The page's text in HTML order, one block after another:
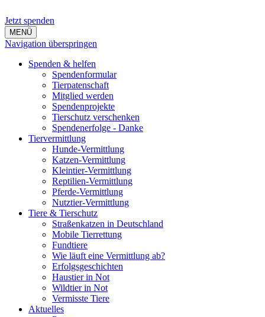
Jetzt spenden
MENÜ
Navigation überspringen
Spenden & helfen
Spendenformular
Tierpatenschaft
Mitglied werden
Spendenprojekte
Tierschutz verschenken
Spendenerfolge - Danke
Tiervermittlung
Hunde-Vermittlung
Katzen-Vermittlung
Kleintier-Vermittlung
Reptilien-Vermittlung
Pferde-Vermittlung
Nutztier-Vermittlung
Tiere & Tierschutz
Straßenkatzen in Deutschland
Mobile Tierrettung
Fundtiere
Wie läuft eine Vermittlung ab?
Erfolgsgeschichten
Haustier in Not
Wildtier in Not
Vermisste Tiere
Aktuelles